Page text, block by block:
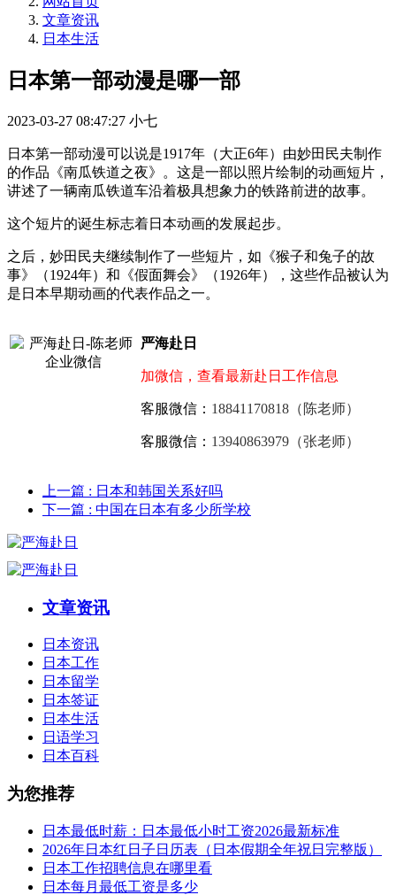
文章资讯
日本生活
日本第一部动漫是哪一部
2023-03-27 08:47:27 小七
日本第一部动漫可以说是1917年（大正6年）由妙田民夫制作
的作品《南瓜铁道之夜》。这是一部以照片绘制的动画短片，
讲述了一辆南瓜铁道车沿着极具想象力的铁路前进的故事。
这个短片的诞生标志着日本动画的发展起步。
之后，妙田民夫继续制作了一些短片，如《猴子和兔子的故
事》（1924年）和《假面舞会》（1926年），这些作品被认为
是日本早期动画的代表作品之一。
严海赴日
加微信，查看最新赴日工作信息
客服微信： 18841170818（陈老师）
客服微信： 13940863979（张老师）
上一篇 : 日本和韩国关系好吗
下一篇 : 中国在日本有多少所学校
文章资讯
日本资讯
日本工作
日本留学
日本签证
日本生活
日语学习
日本百科
为您推荐
日本最低时薪：日本最低小时工资2026最新标准
2026年日本红日子日历表（日本假期全年祝日完整版）
日本工作招聘信息在哪里看
日本每月最低工资是多少